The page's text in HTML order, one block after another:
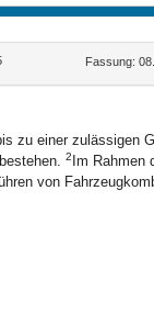
Fassung:
zu einer
2 Im Rahmen
von